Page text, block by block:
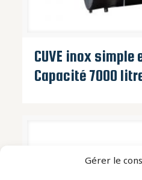
Gérer le
CUVE inox simple
Capacité 7000